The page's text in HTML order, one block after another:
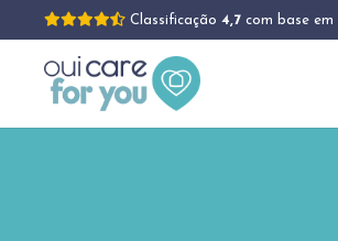
Classificação 4,7 com base em